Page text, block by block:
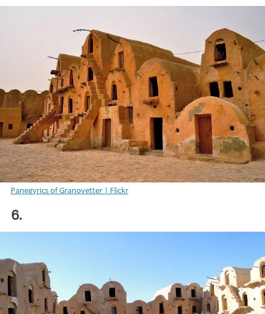
Panegyrics of Granovetter | Flickr
6.